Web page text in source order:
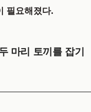
필요해졌다.
마리 토끼를 잡기